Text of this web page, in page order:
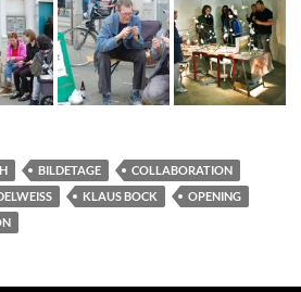
BILDETAGE
COLLABORATION
KLAUS BOCK
OPENING